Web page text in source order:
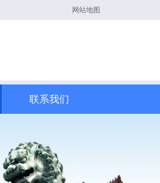
网站地图
联系我们